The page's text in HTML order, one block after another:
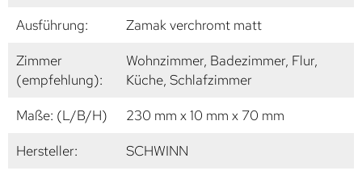
Ausführung:
Zamak verchromt matt
Zimmer
(empfehlung):
Wohnzimmer, Badezimmer, Flur,
Küche, Schlafzimmer
Maße: (L/B/H)
230 mm x 10 mm x 70 mm
Hersteller:
SCHWINN